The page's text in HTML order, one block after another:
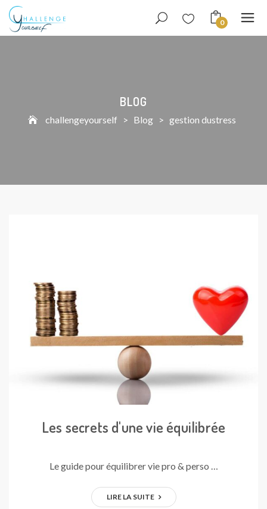
0
BLOG
challengeyourself > Blog > gestion dustress
Les secrets d'une vie équilibrée
Le guide pour équilibrer vie pro & perso …
LIRE LA SUITE